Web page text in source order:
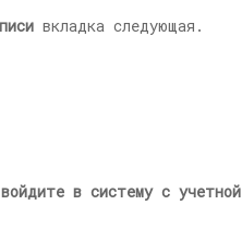
вкладка следующая.
в систему с учетной